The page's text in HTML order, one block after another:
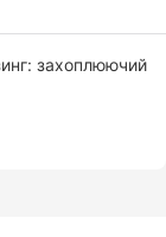
захоплюючий